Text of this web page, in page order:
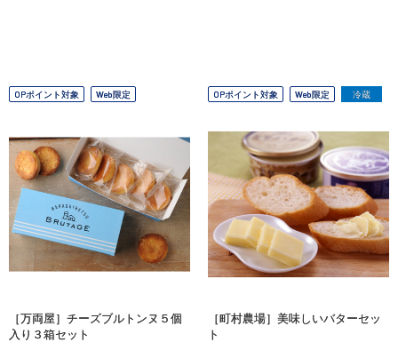
OPポイント対象 Web限定
［万両屋］チーズブルトンヌ５個
入り３箱セット
OPポイント対象 Web限定 冷蔵
［町村農場］美味しいバターセッ
ト